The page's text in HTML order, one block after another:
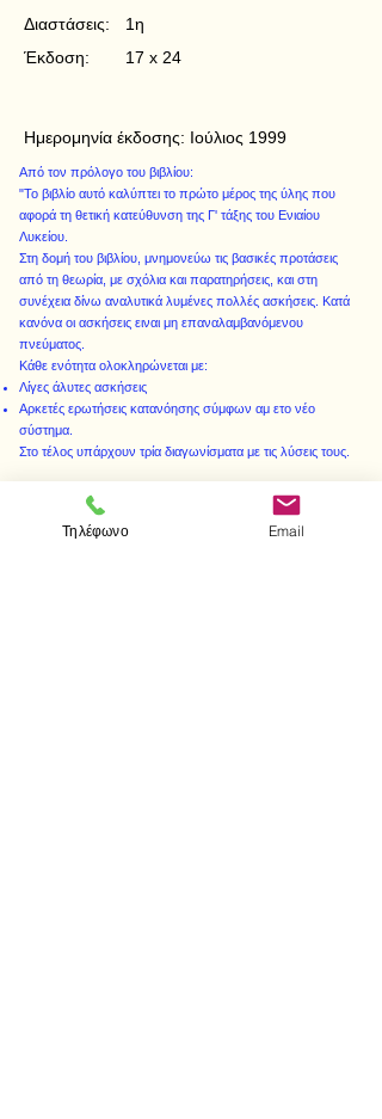
Διαστάσεις:
Έκδοση:
1η
17 x 24
Ημερομηνία έκδοσης: Ιούλιος 1999
Από τον πρόλογο του βιβλίου:
"Το βιβλίο αυτό καλύπτει το πρώτο μέρος της ύλης που
αφορά τη θετική κατεύθυνση της Γ' τάξης του Ενιαίου
Λυκείου.
Στη δομή του βιβλίου, μνημονεύω τις βασικές προτάσεις
από τη θεωρία, με σχόλια και παρατηρήσεις, και στη
συνέχεια δίνω αναλυτικά λυμένες πολλές ασκήσεις. Κατά
κανόνα οι ασκήσεις ειναι μη επαναλαμβανόμενου
πνεύματος.
Κάθε ενότητα ολοκληρώνεται με:
Λίγες άλυτες ασκήσεις
Αρκετές ερωτήσεις κατανόησης σύμφων αμ ετο νέο
σύστημα.
Στο τέλος υπάρχουν τρία διαγωνίσματα με τις λύσεις τους.
Τηλέφωνο Email